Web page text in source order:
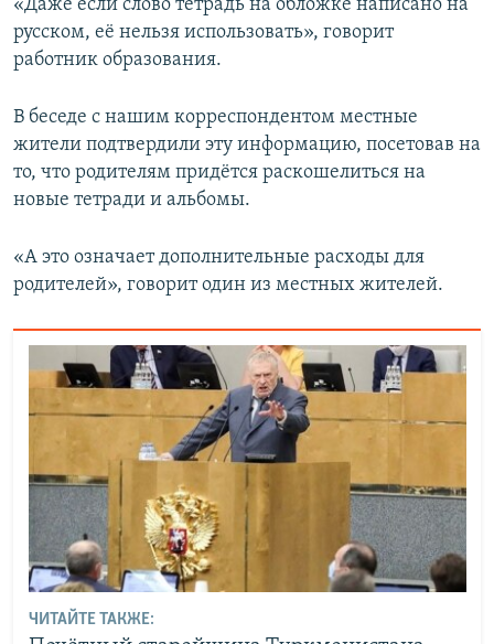
«Даже если слово тетрадь на обложке написано на
русском, её нельзя использовать», говорит
работник образования.
В беседе с нашим корреспондентом местные
жители подтвердили эту информацию, посетовав на
то, что родителям придётся раскошелиться на
новые тетради и альбомы.
«А это означает дополнительные расходы для
родителей», говорит один из местных жителей.
ЧИТАЙТЕ ТАКЖЕ: